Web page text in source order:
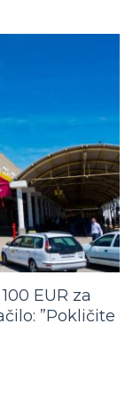
EUR za
”Pokličite